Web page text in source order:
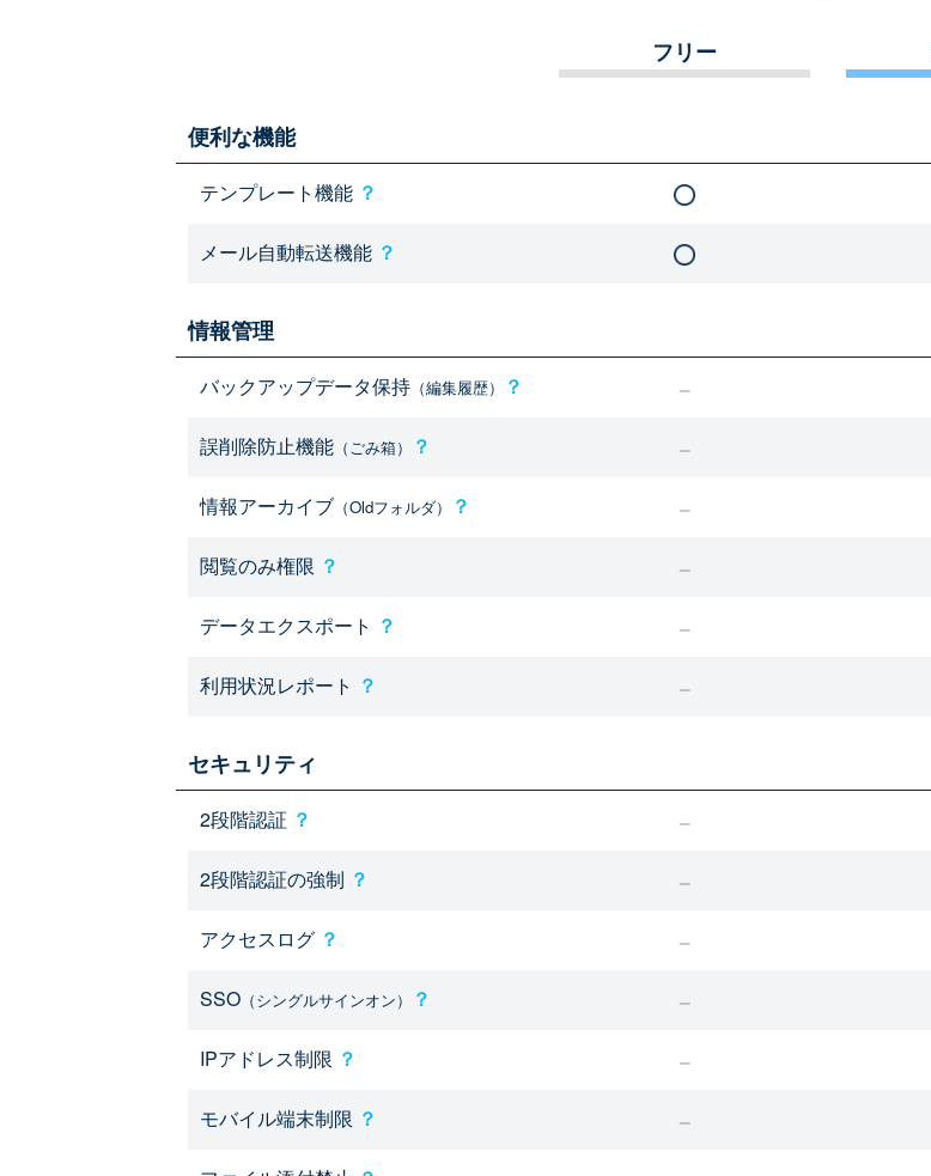
フリー
便利な機能
テンプレート機能 ？
メール自動転送機能 ？
情報管理
バックアップデータ保持 （編集履歴） ？
誤削除防止機能 （ごみ箱） ？
情報アーカイブ （Oldフォルダ） ？
閲覧のみ権限 ？
データエクスポート ？
利用状況レポート ？
セキュリティ
2段階認証 ？
2段階認証の強制 ？
アクセスログ ？
SSO （シングルサインオン） ？
IPアドレス制限 ？
モバイル端末制限 ？